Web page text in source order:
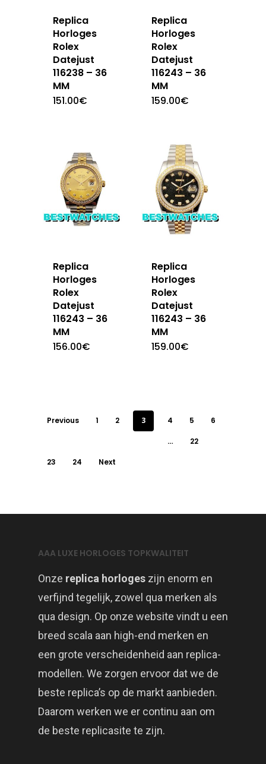
Replica
Horloges
Rolex
Datejust
116238 – 36
MM
151.00€
Replica
Horloges
Rolex
Datejust
116243 – 36
MM
159.00€
Replica
Horloges
Rolex
Datejust
116243 – 36
MM
156.00€
Replica
Horloges
Rolex
Datejust
116243 – 36
MM
159.00€
Previous 1 2 3 4 5 6
… 22
23 24 Next
AAA LUXE HORLOGES TOPKWALITEIT
Onze replica horloges zijn enorm en
verfijnd tegelijk, zowel qua merken als
qua design. Op onze website vindt u een
breed scala aan high-end merken en
een grote verscheidenheid aan replica-
modellen. We zorgen ervoor dat we de
beste replica’s op de markt aanbieden.
Daarom werken we er continu aan om
de beste replicasite te zijn.